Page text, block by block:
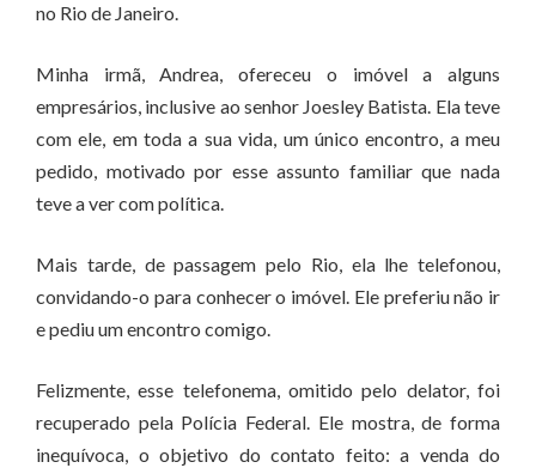
no Rio de Janeiro.
Minha irmã, Andrea, ofereceu o imóvel a alguns
empresários, inclusive ao senhor Joesley Batista. Ela teve
com ele, em toda a sua vida, um único encontro, a meu
pedido, motivado por esse assunto familiar que nada
teve a ver com política.
Mais tarde, de passagem pelo Rio, ela lhe telefonou,
convidando-o para conhecer o imóvel. Ele preferiu não ir
e pediu um encontro comigo.
Felizmente, esse telefonema, omitido pelo delator, foi
recuperado pela Polícia Federal. Ele mostra, de forma
inequívoca, o objetivo do contato feito: a venda do